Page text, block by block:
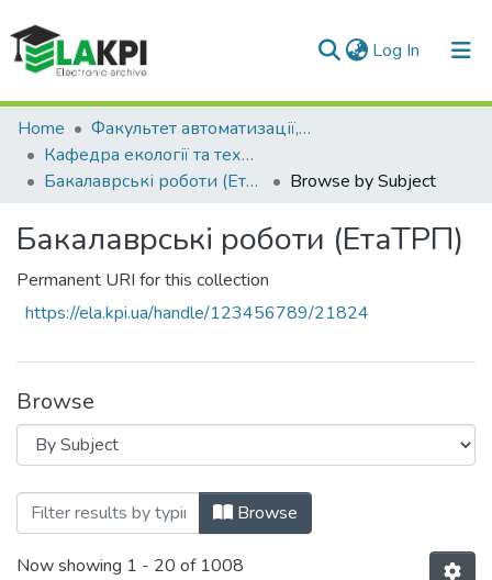
Log In (current)
Communities & Collections
All of DSpace
Home
Факультет автоматизації, промислової інженерії та екології (ФАПІЕ)
Кафедра екології та технології рослинних полімерів (ЕтаТРП)
Бакалаврські роботи (ЕтаТРП)
Browse by Subject
Бакалаврські роботи (ЕтаТРП)
Permanent URI for this collection
https://ela.kpi.ua/handle/123456789/21824
Browse
Browsing Бакалаврські роботи
Browse
Now showing 1 - 20 of 1008